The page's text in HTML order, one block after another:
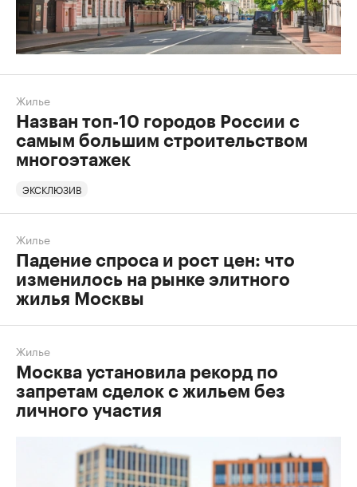
Жилье
Назван топ-10 городов России с
самым большим строительством
многоэтажек
ЭКСКЛЮЗИВ
Жилье
Падение спроса и рост цен: что
изменилось на рынке элитного
жилья Москвы
Жилье
Москва установила рекорд по
запретам сделок с жильем без
личного участия